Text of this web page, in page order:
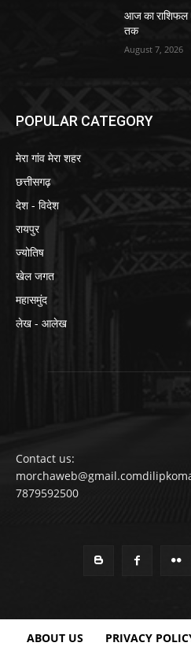
आज का राशिफल
तक
August 7, 2026
POPULAR CATEGORY
मेरा गांव मेरा शहर
छत्तीसगढ़
देश - विदेश
रायपुर
ज्योतिष
खेल जगत
महासमुंद
लेख - आलेख
Contact us:
7879592500
ABOUT US PRIVACY